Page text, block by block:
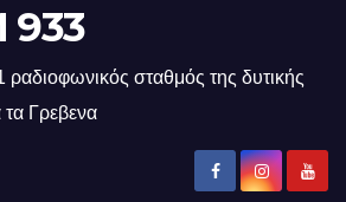
933
σταθμός της δυτικής
Γρεβενα